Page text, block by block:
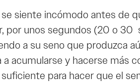
siente incómodo antes de
por unos segundos (20 o 30
a su seno que produzca
a acumularse y hacerse
para hacer que el